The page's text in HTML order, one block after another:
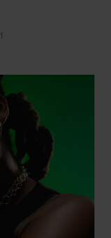
SUSCRIPCIÓN